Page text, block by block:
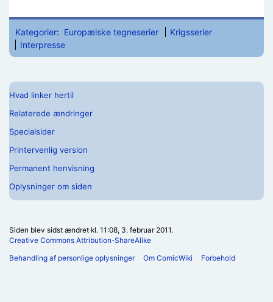
Kategorier: Europæiske tegneserier
Krigsserier
Interpresse
Hvad linker hertil
Relaterede ændringer
Specialsider
Printervenlig version
Permanent henvisning
Oplysninger om siden
Siden blev sidst ændret kl. 11:08, 3. februar 2011.
Creative Commons Attribution-ShareAlike
Behandling af personlige oplysninger
Om ComicWiki Forbehold